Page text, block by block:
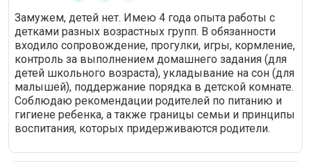
Замужем, детей нет. Имею 4 года опыта работы с
детками разных возрастных групп. В обязанности
входило сопровождение, прогулки, игры, кормление,
контроль за выполнением домашнего задания (для
детей школьного возраста), укладывание на сон (для
малышей), поддержание порядка в детской комнате.
Соблюдаю рекомендации родителей по питанию и
гигиене ребенка, а также границы семьи и принципы
воспитания, которых придерживаются родители.